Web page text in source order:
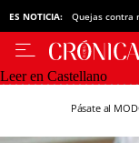
ES NOTICIA: Quejas contra
Leer en Castellano
Pásate al